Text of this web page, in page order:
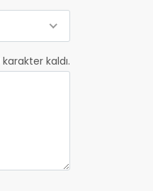
karakter kaldı.